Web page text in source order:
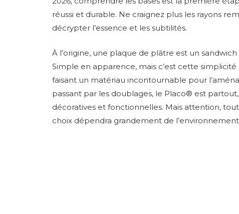
réussi et durable. Ne craignez plus les rayons
décrypter l’essence et les subtilités.
À l’origine, une plaque de plâtre est un
Simple en apparence, mais c’est cette
faisant un matériau incontournable pour
passant par les doublages, le Placo® est
décoratives et fonctionnelles. Mais attention,
choix dépendra grandement de